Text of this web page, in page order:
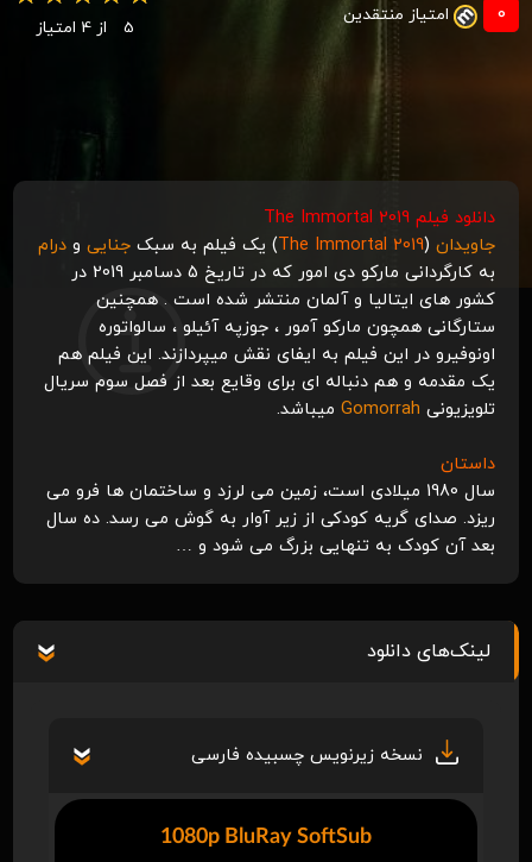
0 امتیاز منتقدین
5 از 4 امتیاز
دانلود فیلم The Immortal 2019
جاویدان (
The Immortal 2019) یک فیلم به سبکجنایی ودرام
به کارگردانی مارکو دی امور که در تاریخ
در
کشور های ایتالیا و آلمان منتشر شده است . همچنین
ستارگانی همچون مارکو آمور ، جوزپه آئیلو ، سالواتوره
اونوفیرو در این فیلم به ایفای نقش میپردازند. این فیلم هم
یک مقدمه و هم دنباله ای برای وقایع بعد از فصل سوم سریال
تلویزیونی Gomorrah میباشد.
داستان
سال 1980 میلادی است، زمین می لرزد و ساختمان ها فرو می
ریزد. صدای گریه کودکی از زیر آوار به گوش می رسد. ده سال
بعد آن کودک به تنهایی بزرگ می شود و …
لینک‌های دانلود
نسخه زیرنویس چسبیده فارسی
1080p BluRay SoftSub